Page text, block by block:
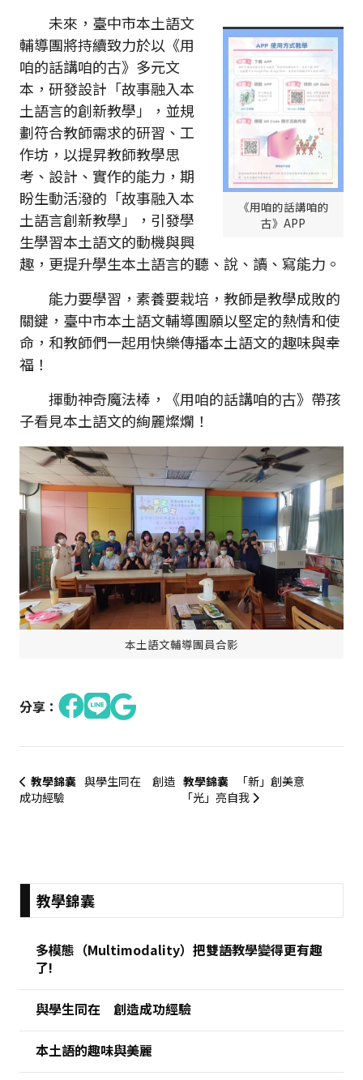
《用咱的話講咱的
古》APP
未來，臺中市本土語文
輔導團將持續致力於以《用
咱的話講咱的古》多元文
本，研發設計「故事融入本
土語言的創新教學」，並規
劃符合教師需求的研習、工
作坊，以提昇教師教學思
考、設計、實作的能力，期
盼生動活潑的「故事融入本
土語言創新教學」，引發學
生學習本土語文的動機與興
趣，更提升學生本土語言的聽、說、讀、寫能力。
能力要學習，素養要栽培，教師是教學成敗的
關鍵，臺中市本土語文輔導團願以堅定的熱情和使
命，和教師們一起用快樂傳播本土語文的趣味與幸
福！
揮動神奇魔法棒，《用咱的話講咱的古》帶孩
子看見本土語文的絢麗燦爛！
本土語文輔導團員合影
分享：
教學錦囊 與學生同在 創造
成功經驗
教學錦囊
「新」創美意
「光」亮自我
:::教學錦囊
多模態（Multimodality）把雙語教學變得更有趣
了!
與學生同在 創造成功經驗
本土語的趣味與美麗